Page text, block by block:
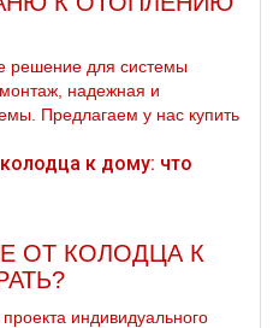
решение для системы
надежная и
Предлагаем у нас купить
ОТ КОЛОДЦА К
индивидуального